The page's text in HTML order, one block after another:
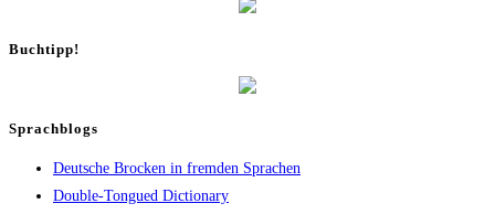
Buch­tipp!
Sprachblogs
Deutsche Brocken in fremden Sprachen
Double-Tongued Dictionary